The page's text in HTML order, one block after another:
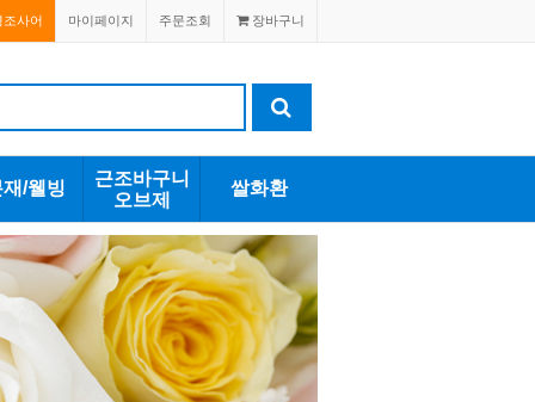
장바구니
주문조회
마이페이지
조사어
/웰빙
근조바구니
오브제
쌀화환